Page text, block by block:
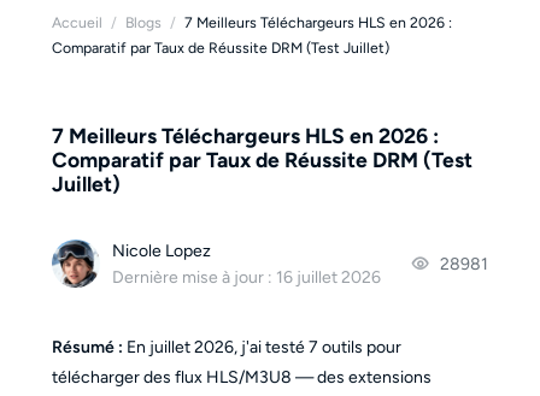
Accueil / Blogs / 7 Meilleurs Téléchargeurs HLS en 2026 :
Comparatif par Taux de Réussite DRM (Test Juillet)
7 Meilleurs Téléchargeurs HLS en 2026 :
Comparatif par Taux de Réussite DRM (Test
Juillet)
Nicole Lopez
Dernière mise à jour : 16 juillet 2026
28981
Résumé : En juillet 2026, j'ai testé 7 outils pour
télécharger des flux HLS/M3U8 — des extensions